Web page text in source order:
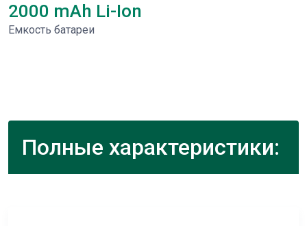
2000 mAh Li-Ion
Емкость батареи
Полные характеристики: